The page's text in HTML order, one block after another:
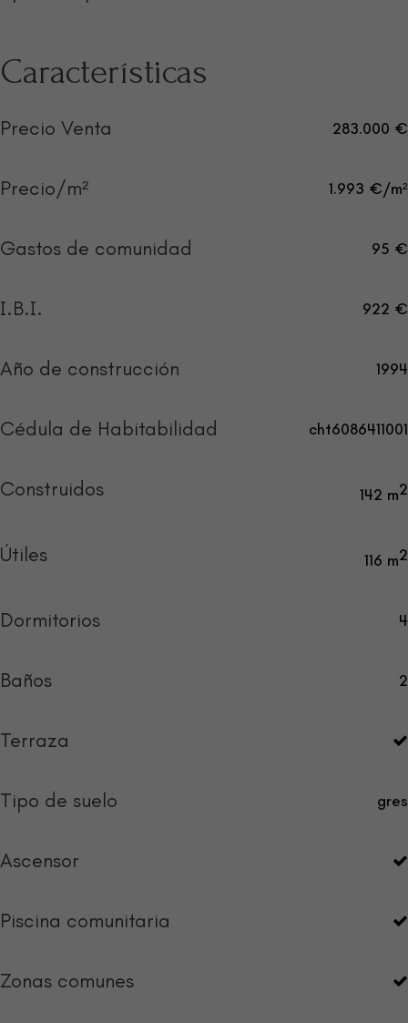
Características
Precio Venta 283.000 €
Precio/m² 1.993 €/m²
Gastos de comunidad 95 €
I.B.I. 922 €
Año de construcción 1994
Cédula de Habitabilidad cht6086411001
Construidos 142 m2
Útiles 116 m2
Dormitorios 4
Baños 2
Terraza
Tipo de suelo gres
Ascensor
Piscina comunitaria
Zonas comunes